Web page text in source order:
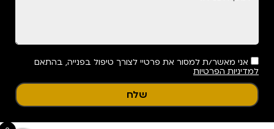
אני מאשר/ת למסור את פרטיי לצורך טיפול בפנייה, בהתאם
למדיניות הפרטיות
שלח